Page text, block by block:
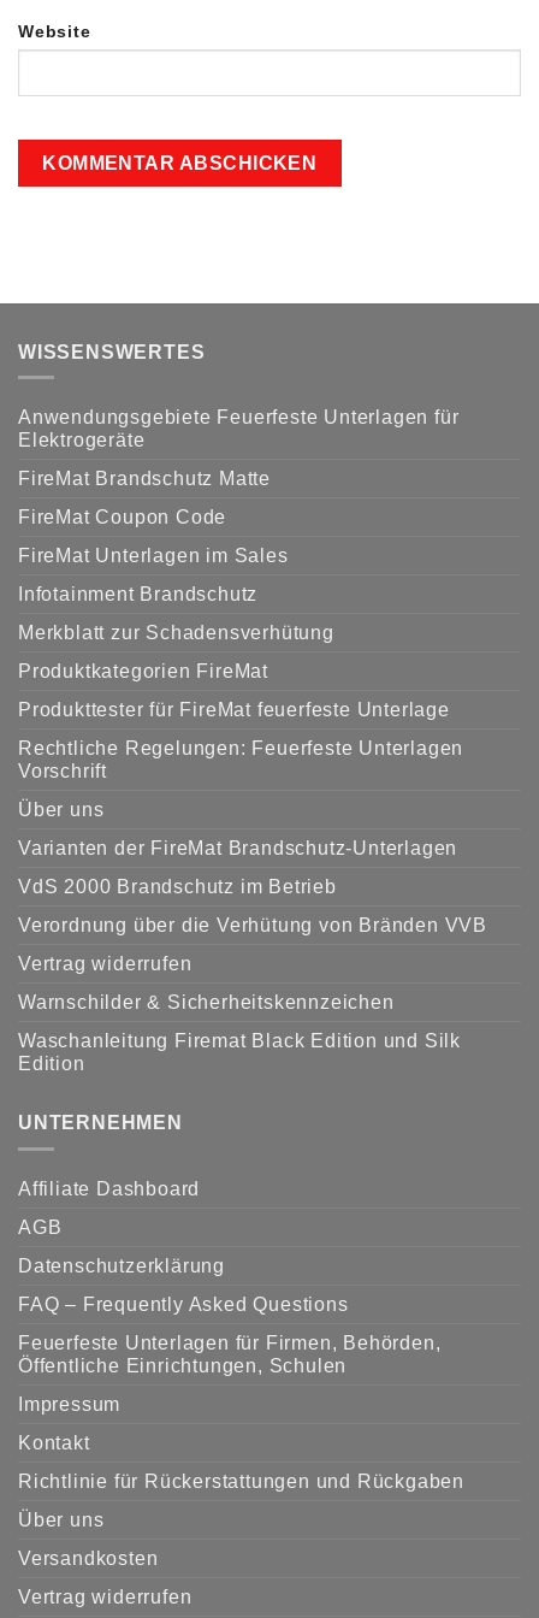
Website
WISSENSWERTES
Anwendungsgebiete Feuerfeste Unterlagen für
Elektrogeräte
FireMat Brandschutz Matte
FireMat Coupon Code
FireMat Unterlagen im Sales
Infotainment Brandschutz
Merkblatt zur Schadensverhütung
Produktkategorien FireMat
Produkttester für FireMat feuerfeste Unterlage
Rechtliche Regelungen: Feuerfeste Unterlagen
Vorschrift
Über uns
Varianten der FireMat Brandschutz-Unterlagen
VdS 2000 Brandschutz im Betrieb
Verordnung über die Verhütung von Bränden VVB
Vertrag widerrufen
Warnschilder & Sicherheitskennzeichen
Waschanleitung Firemat Black Edition und Silk
Edition
UNTERNEHMEN
Affiliate Dashboard
AGB
Datenschutzerklärung
FAQ – Frequently Asked Questions
Feuerfeste Unterlagen für Firmen, Behörden,
Öffentliche Einrichtungen, Schulen
Impressum
Kontakt
Richtlinie für Rückerstattungen und Rückgaben
Über uns
Versandkosten
Vertrag widerrufen